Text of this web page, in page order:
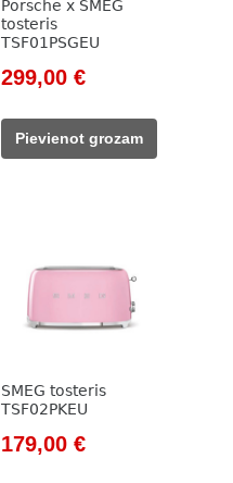
Porsche x SMEG
tosteris
TSF01PSGEU
Original
was:
399,00 €.
299,00 €Current
299,00 €.
Pievienot grozam
SMEG tosteris
TSF02PKEU
Original
179,00 €Current